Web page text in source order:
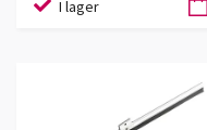
I lager